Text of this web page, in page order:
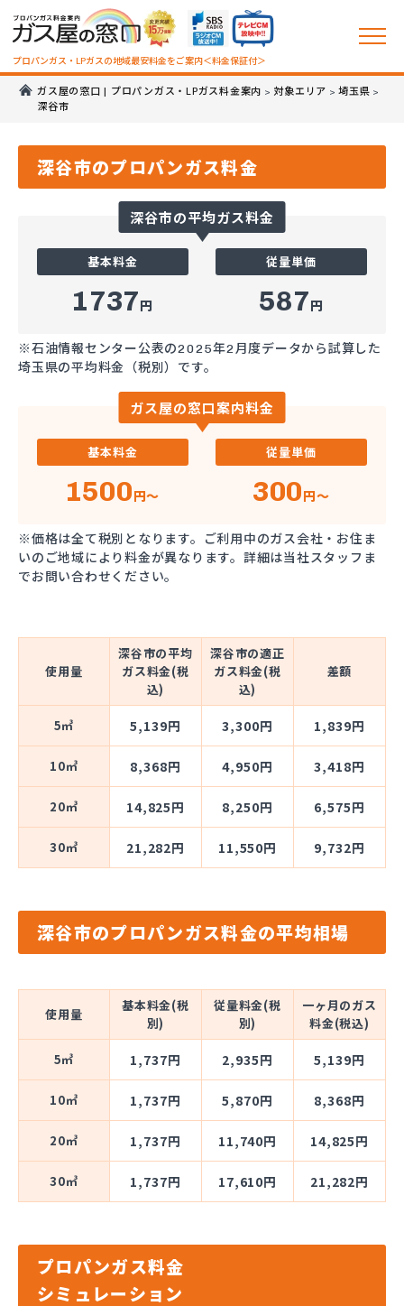
プロパンガス・LPガスの地域最安料金をご案内＜料金保証付＞
ガス屋の窓口 | プロパンガス・LPガス料金案内 > 対象エリア >埼玉県 >
深谷市
深谷市のプロパンガス料金
深谷市の平均ガス料金
基本料金
1737円
従量単価
587円
※石油情報センター公表の2025年2月度データから試算した
埼玉県の平均料金（税別）です。
ガス屋の窓口案内料金
基本料金
1500円～
従量単価
300円～
※価格は全て税別となります。ご利用中のガス会社・お住ま
いのご地域により料金が異なります。詳細は当社スタッフま
でお問い合わせください。
使用量
深谷市の平均
ガス料金(税
込)
深谷市の適正
ガス料金(税
込)
差額
5㎥ 5,139円 3,300円 1,839円
10㎥ 8,368円 4,950円 3,418円
20㎥ 14,825円 8,250円 6,575円
30㎥ 21,282円 11,550円 9,732円
深谷市のプロパンガス料金の平均相場
使用量
基本料金(税
別)
従量料金(税
別)
一ヶ月のガス
料金(税込)
5㎥ 1,737円 2,935円 5,139円
10㎥ 1,737円 5,870円 8,368円
20㎥ 1,737円 11,740円 14,825円
30㎥ 1,737円 17,610円 21,282円
プロパンガス料金
シミュレーション